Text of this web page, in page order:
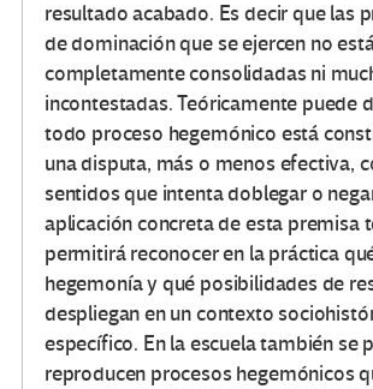
resultado acabado. Es decir que las
de dominación que se ejercen no
completamente consolidadas ni
incontestadas. Teóricamente puede
todo proceso hegemónico está
una disputa, más o menos efectiva,
sentidos que intenta doblegar o
aplicación concreta de esta premisa
permitirá reconocer en la práctica
hegemonía y qué posibilidades de
despliegan en un contexto
específico. En la escuela también se
reproducen procesos hegemónicos